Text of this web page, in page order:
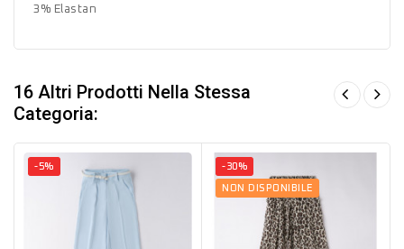
3% Elastan
16 Altri Prodotti Nella Stessa
Categoria:
-5% -30%
NON DISPONIBILE